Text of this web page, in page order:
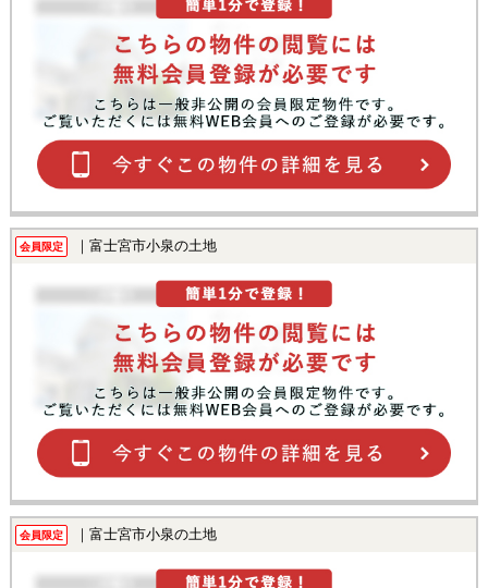
会員限定 ｜富士宮市小泉の土地
会員限定 ｜富士宮市小泉の土地